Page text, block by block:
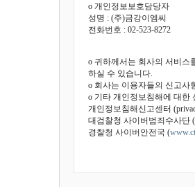
o 개인정보보호담당자
성명 : (주)금강이엠씨
전화번호 : 02-523-8272
o 귀하께서는 회사의 서비스
하실 수 있습니다.
o 회사는 이용자들의 신고사
o 기타 개인정보침해에 대한
개인정보침해신고센터
대검찰청 사이버범죄수사단 (
경찰청 사이버안전국 (